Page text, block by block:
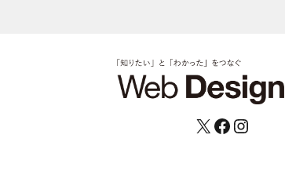
X Facebook Instagram